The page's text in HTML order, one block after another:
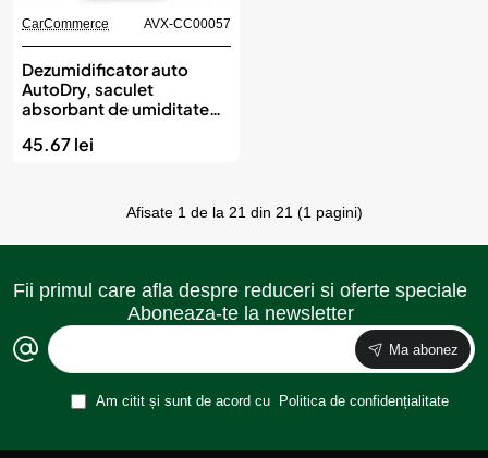
CarCommerce AVX-CC00057
Dezumidificator auto
AutoDry, saculet
absorbant de umiditate
CarCommerce
45.67 lei
Afisate 1 de la 21 din 21 (1 pagini)
Fii primul care afla despre reduceri si oferte speciale
Aboneaza-te la newsletter
Ma abonez
Am citit și sunt de acord cu Politica de confidențialitate